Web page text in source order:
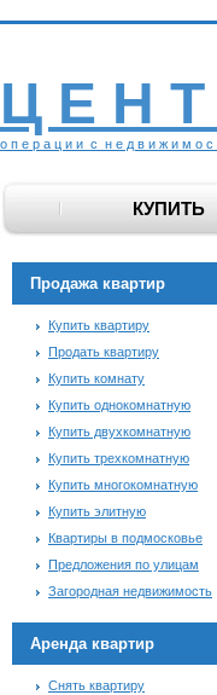
Ц Е Н
о п е р а ц и и с н е д в и ж и м о с
КУПИТЬ
Продажа квартир
Купить квартиру
Продать квартиру
Купить комнату
Купить однокомнатную
Купить двухкомнатную
Купить трехкомнатную
Купить многокомнатную
Купить элитную
Квартиры в подмосковье
Предложения по улицам
Загородная недвижимость
Аренда квартир
Снять квартиру